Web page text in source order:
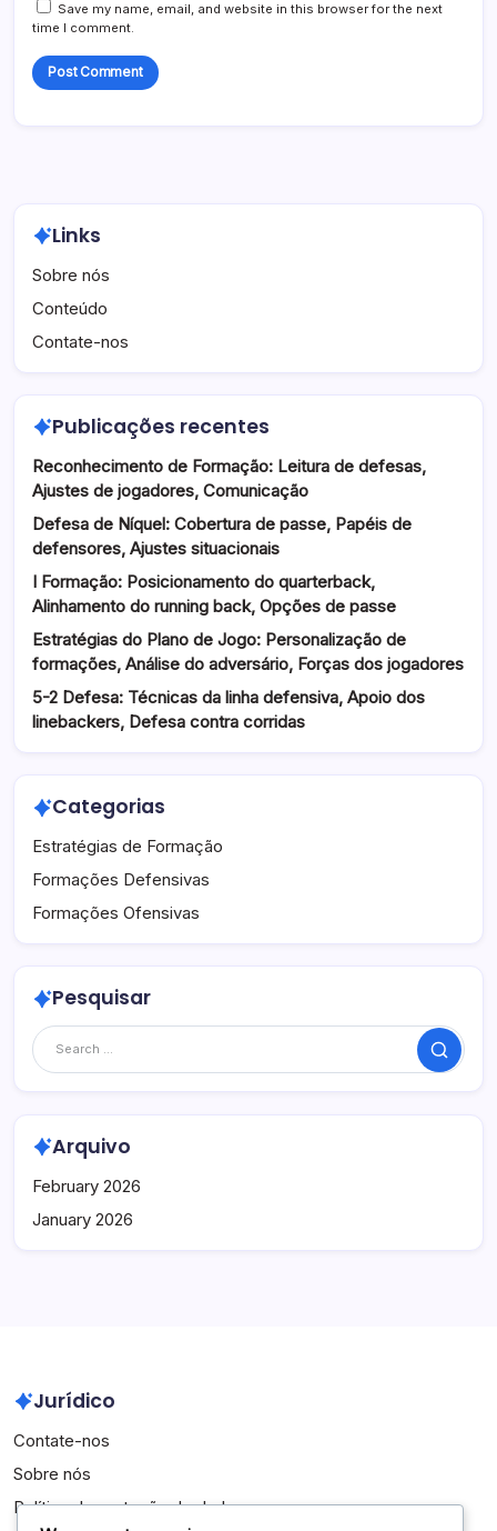
Save my name, email, and website in this browser for the next
time I comment.
Links
Sobre nós
Conteúdo
Contate-nos
Publicações recentes
Reconhecimento de Formação: Leitura de defesas,
Ajustes de jogadores, Comunicação
Defesa de Níquel: Cobertura de passe, Papéis de
defensores, Ajustes situacionais
I Formação: Posicionamento do quarterback,
Alinhamento do running back, Opções de passe
Estratégias do Plano de Jogo: Personalização de
formações, Análise do adversário, Forças dos jogadores
5-2 Defesa: Técnicas da linha defensiva, Apoio dos
linebackers, Defesa contra corridas
Categorias
Estratégias de Formação
Formações Defensivas
Formações Ofensivas
Pesquisar
Search
Arquivo
February 2026
January 2026
Jurídico
Contate-nos
Sobre nós
Política de proteção de dados